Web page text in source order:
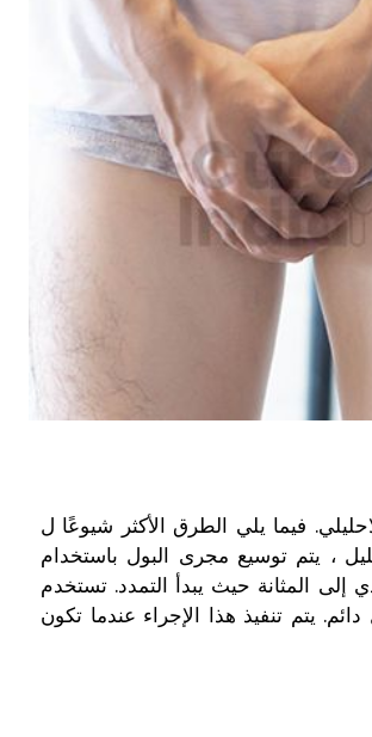
فيما يلي الطرق الأكثر شيوعًا ل
، يتم توسيع مجرى البول باستخدام
المثانة حيث يبدأ التمدد. تستخدم
يتم تنفيذ هذا الإجراء عندما تكون